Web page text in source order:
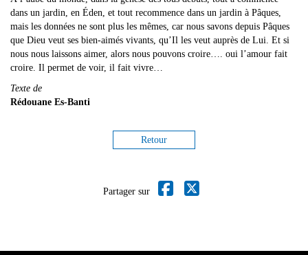
dans un jardin, en Éden, et tout recommence dans un jardin à Pâques,
mais les données ne sont plus les mêmes, car nous savons depuis Pâques
que Dieu veut ses bien-aimés vivants, qu’Il les veut auprès de Lui. Et si
nous nous laissons aimer, alors nous pouvons croire…. oui l’amour fait
croire. Il permet de voir, il fait vivre…
Texte de
Rédouane Es-Banti
Retour
Partager sur